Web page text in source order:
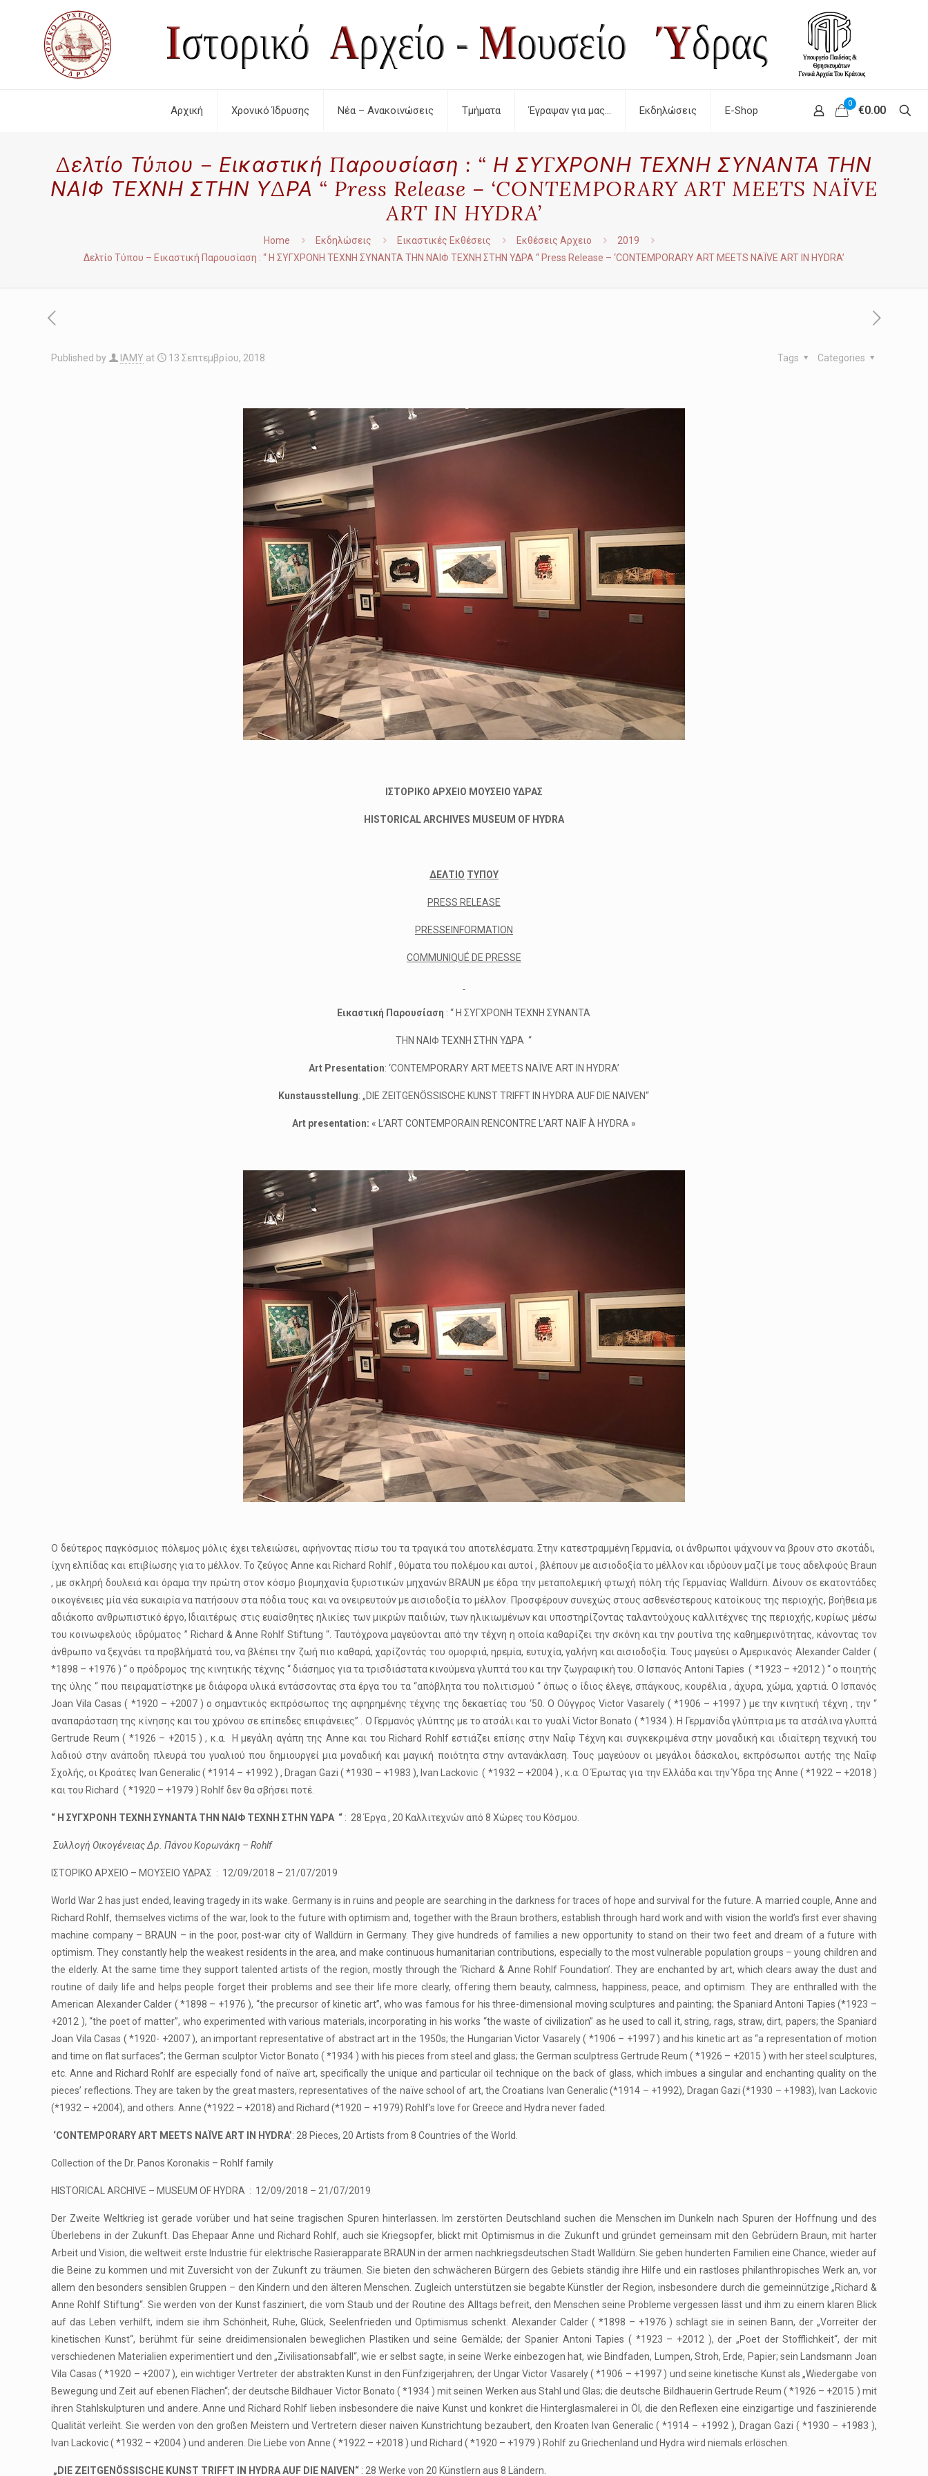
Αρχική Χρονικό Ίδρυσης Νέα – Ανακοινώσεις Τμήματα Έγραψαν για μας… Εκδηλώσεις E-Shop
0
€0.00
Δελτίο Τύπου – Εικαστική Παρουσίαση : “ Η ΣΥΓΧΡΟΝΗ ΤΕΧΝΗ ΣΥΝΑΝΤΑ ΤΗΝ
ΝΑΙΦ ΤΕΧΝΗ ΣΤΗΝ ΥΔΡΑ “ Press Release – ‘CONTEMPORARY ART MEETS NAÏVE
ART IN HYDRA’
Home Εκδηλώσεις Εικαστικές Εκθέσεις Εκθέσεις Αρχειο
2019
Δελτίο Τύπου – Εικαστική Παρουσίαση : “ Η ΣΥΓΧΡΟΝΗ ΤΕΧΝΗ ΣΥΝΑΝΤΑ ΤΗΝ ΝΑΙΦ ΤΕΧΝΗ ΣΤΗΝ ΥΔΡΑ “ Press Release – ‘CONTEMPORARY ART MEETS NAÏVE ART IN HYDRA’
Published by IAMY at 13 Σεπτεμβρίου, 2018 Categories
Tags
ΙΣΤΟΡΙΚΟ ΑΡΧΕΙΟ ΜΟΥΣΕΙΟ ΥΔΡΑΣ
HISTORICAL ARCHIVES MUSEUM OF HYDRA
ΔΕΛΤΙΟ ΤΥΠΟΥ
PRESS RELEASE
PRESSEINFORMATION
COMMUNIQUÉ DE PRESSE
Εικαστική Παρουσίαση : “ Η ΣΥΓΧΡΟΝΗ ΤΕΧΝΗ ΣΥΝΑΝΤΑ
ΤΗΝ ΝΑΙΦ ΤΕΧΝΗ ΣΤΗΝ ΥΔΡΑ “
Art Presentation: ‘CONTEMPORARY ART MEETS NAÏVE ART IN HYDRA’
Kunstausstellung: „DIE ZEITGENÖSSISCHE KUNST TRIFFT IN HYDRA AUF DIE NAIVEN“
Art presentation: « L’ART CONTEMPORAIN RENCONTRE L’ART NAÏF À HYDRA »
Ο δεύτερος παγκόσμιος πόλεμος μόλις έχει τελειώσει, αφήνοντας πίσω του τα τραγικά του αποτελέσματα. Στην κατεστραμμένη Γερμανία, οι άνθρωποι ψάχνουν να βρουν στο σκοτάδι,
ίχνη ελπίδας και επιβίωσης για το μέλλον. Το ζεύγος Anne και Richard Rohlf , θύματα του πολέμου και αυτοί , βλέπουν με αισιοδοξία το μέλλον και ιδρύουν μαζί με τους αδελφούς Braun
, με σκληρή δουλειά και όραμα την πρώτη στον κόσμο βιομηχανία ξυριστικών μηχανών BRAUN με έδρα την μεταπολεμική φτωχή πόλη τής Γερμανίας Walldürn. Δίνουν σε εκατοντάδες
οικογένειες μία νέα ευκαιρία να πατήσουν στα πόδια τους και να ονειρευτούν με αισιοδοξία το μέλλον. Προσφέρουν συνεχώς στους ασθενέστερους κατοίκους της περιοχής, βοήθεια με
αδιάκοπο ανθρωπιστικό έργο, Ιδιαιτέρως στις ευαίσθητες ηλικίες των μικρών παιδιών, των ηλικιωμένων και υποστηρίζοντας ταλαντούχους καλλιτέχνες της περιοχής, κυρίως μέσω
του κοινωφελούς ιδρύματος ” Richard & Anne Rohlf Stiftung “. Ταυτόχρονα μαγεύονται από την τέχνη η οποία καθαρίζει την σκόνη και την ρουτίνα της καθημερινότητας, κάνοντας τον
άνθρωπο να ξεχνάει τα προβλήματά του, να βλέπει την ζωή πιο καθαρά, χαρίζοντάς του ομορφιά, ηρεμία, ευτυχία, γαλήνη και αισιοδοξία. Τους μαγεύει ο Αμερικανός Alexander Calder (
*1898 – +1976 ) “ ο πρόδρομος της κινητικής τέχνης “ διάσημος για τα τρισδιάστατα κινούμενα γλυπτά του και την ζωγραφική του. Ο Ισπανός Antoni Tapies ( *1923 – +2012 ) “ ο ποιητής
της ύλης “ που πειραματίστηκε με διάφορα υλικά εντάσσοντας στα έργα του τα “απόβλητα του πολιτισμού “ όπως ο ίδιος έλεγε, σπάγκους, κουρέλια , άχυρα, χώμα, χαρτιά. Ο Ισπανός
Joan Vila Casas ( *1920 – +2007 ) ο σημαντικός εκπρόσωπος της αφηρημένης τέχνης της δεκαετίας του ‘50. Ο Ούγγρος Victor Vasarely ( *1906 – +1997 ) με την κινητική τέχνη , την “
αναπαράσταση της κίνησης και του χρόνου σε επίπεδες επιφάνειες” . Ο Γερμανός γλύπτης με το ατσάλι και το γυαλί Victor Bonato ( *1934 ). Η Γερμανίδα γλύπτρια με τα ατσάλινα γλυπτά
Gertrude Reum ( *1926 – +2015 ) , κ.α. Η μεγάλη αγάπη της Anne και του Richard Rohlf εστιάζει επίσης στην Ναΐφ Τέχνη και συγκεκριμένα στην μοναδική και ιδιαίτερη τεχνική του
λαδιού στην ανάποδη πλευρά του γυαλιού που δημιουργεί μια μοναδική και μαγική ποιότητα στην αντανάκλαση. Τους μαγεύουν οι μεγάλοι δάσκαλοι, εκπρόσωποι αυτής της Ναΐφ
Σχολής, οι Κροάτες Ivan Generalic ( *1914 – +1992 ) , Dragan Gazi ( *1930 – +1983 ), Ivan Lackovic ( *1932 – +2004 ) , κ.α. Ο Έρωτας για την Ελλάδα και την Ύδρα της Anne ( *1922 – +2018 )
και του Richard ( *1920 – +1979 ) Rohlf δεν θα σβήσει ποτέ.
“ Η ΣΥΓΧΡΟΝΗ ΤΕΧΝΗ ΣΥΝΑΝΤΑ ΤΗΝ ΝΑΙΦ ΤΕΧΝΗ ΣΤΗΝ ΥΔΡΑ “ : 28 Έργα , 20 Καλλιτεχνών από 8 Χώρες του Κόσμου.
Συλλογή Οικογένειας Δρ. Πάνου Κορωνάκη –Rohlf
ΙΣΤΟΡΙΚΟ ΑΡΧΕΙΟ – ΜΟΥΣΕΙΟ ΥΔΡΑΣ : 12/09/2018 – 21/07/2019
World War 2 has just ended, leaving tragedy in its wake. Germany is in ruins and people are searching in the darkness for traces of hope and survival for the future. A married couple, Anne and
Richard Rohlf, themselves victims of the war, look to the future with optimism and, together with the Braun brothers, establish through hard work and with vision the world’s first ever shaving
machine company – BRAUN – in the poor, post-war city of Walldürn in Germany. They give hundreds of families a new opportunity to stand on their two feet and dream of a future with
optimism. They constantly help the weakest residents in the area, and make continuous humanitarian contributions, especially to the most vulnerable population groups – young children and
the elderly. At the same time they support talented artists of the region, mostly through the ‘Richard & Anne Rohlf Foundation’. They are enchanted by art, which clears away the dust and
routine of daily life and helps people forget their problems and see their life more clearly, offering them beauty, calmness, happiness, peace, and optimism. They are enthralled with the
American Alexander Calder ( *1898 – +1976 ), “the precursor of kinetic art”, who was famous for his three-dimensional moving sculptures and painting; the Spaniard Antoni Tapies (*1923 –
+2012 ), “the poet of matter”, who experimented with various materials, incorporating in his works “the waste of civilization” as he used to call it, string, rags, straw, dirt, papers; the Spaniard
Joan Vila Casas ( *1920- +2007 ), an important representative of abstract art in the 1950s; the Hungarian Victor Vasarely ( *1906 – +1997 ) and his kinetic art as “a representation of motion
and time on flat surfaces”; the German sculptor Victor Bonato ( *1934 ) with his pieces from steel and glass; the German sculptress Gertrude Reum ( *1926 – +2015 ) with her steel sculptures,
etc. Anne and Richard Rohlf are especially fond of naïve art, specifically the unique and particular oil technique on the back of glass, which imbues a singular and enchanting quality on the
pieces’ reflections. They are taken by the great masters, representatives of the naïve school of art, the Croatians Ivan Generalic (*1914 – +1992), Dragan Gazi (*1930 – +1983), Ivan Lackovic
(*1932 – +2004), and others. Anne (*1922 – +2018) and Richard (*1920 – +1979) Rohlf’s love for Greece and Hydra never faded.
‘CONTEMPORARY ART MEETS NAÏVE ART IN HYDRA’: 28 Pieces, 20 Artists from 8 Countries of the World.
Collection of the Dr. Panos Koronakis – Rohlf family
HISTORICAL ARCHIVE – MUSEUM OF HYDRA : 12/09/2018 – 21/07/2019
Der Zweite Weltkrieg ist gerade vorüber und hat seine tragischen Spuren hinterlassen. Im zerstörten Deutschland suchen die Menschen im Dunkeln nach Spuren der Hoffnung und des
Überlebens in der Zukunft. Das Ehepaar Anne und Richard Rohlf, auch sie Kriegsopfer, blickt mit Optimismus in die Zukunft und gründet gemeinsam mit den Gebrüdern Braun, mit harter
Arbeit und Vision, die weltweit erste Industrie für elektrische Rasierapparate BRAUN in der armen nachkriegsdeutschen Stadt Walldürn. Sie geben hunderten Familien eine Chance, wieder auf
die Beine zu kommen und mit Zuversicht von der Zukunft zu träumen. Sie bieten den schwächeren Bürgern des Gebiets ständig ihre Hilfe und ein rastloses philanthropisches Werk an, vor
allem den besonders sensiblen Gruppen – den Kindern und den älteren Menschen. Zugleich unterstützen sie begabte Künstler der Region, insbesondere durch die gemeinnützige „Richard &
Anne Rohlf Stiftung“. Sie werden von der Kunst fasziniert, die vom Staub und der Routine des Alltags befreit, den Menschen seine Probleme vergessen lässt und ihm zu einem klaren Blick
auf das Leben verhilft, indem sie ihm Schönheit, Ruhe, Glück, Seelenfrieden und Optimismus schenkt. Alexander Calder ( *1898 – +1976 ) schlägt sie in seinen Bann, der „Vorreiter der
kinetischen Kunst“, berühmt für seine dreidimensionalen beweglichen Plastiken und seine Gemälde; der Spanier Antoni Tapies ( *1923 – +2012 ), der „Poet der Stofflichkeit“, der mit
verschiedenen Materialien experimentiert und den „Zivilisationsabfall“, wie er selbst sagte, in seine Werke einbezogen hat, wie Bindfaden, Lumpen, Stroh, Erde, Papier; sein Landsmann Joan
Vila Casas ( *1920 – +2007 ), ein wichtiger Vertreter der abstrakten Kunst in den Fünfzigerjahren; der Ungar Victor Vasarely ( *1906 – +1997 ) und seine kinetische Kunst als „Wiedergabe von
Bewegung und Zeit auf ebenen Flächen“; der deutsche Bildhauer Victor Bonato ( *1934 ) mit seinen Werken aus Stahl und Glas; die deutsche Bildhauerin Gertrude Reum ( *1926 – +2015 ) mit
ihren Stahlskulpturen und andere. Anne und Richard Rohlf lieben insbesondere die naive Kunst und konkret die Hinterglasmalerei in Öl, die den Reflexen eine einzigartige und faszinierende
Qualität verleiht. Sie werden von den großen Meistern und Vertretern dieser naiven Kunstrichtung bezaubert, den Kroaten Ivan Generalic ( *1914 – +1992 ), Dragan Gazi ( *1930 – +1983 ),
Ivan Lackovic ( *1932 – +2004 ) und anderen. Die Liebe von Anne ( *1922 – +2018 ) und Richard ( *1920 – +1979 ) Rohlf zu Griechenland und Hydra wird niemals erlöschen.
„DIE ZEITGENÖSSISCHE KUNST TRIFFT IN HYDRA AUF DIE NAIVEN“ : 28 Werke von 20 Künstlern aus 8 Ländern.